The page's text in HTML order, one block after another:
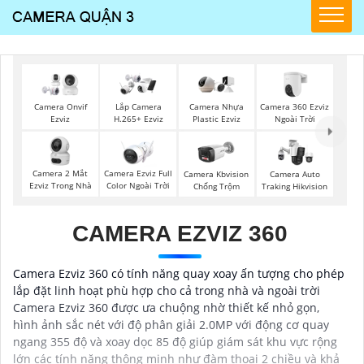
Camera Onvif
Ezviz
Lắp Camera
H.265+ Ezviz
Camera Nhựa
Plastic Ezviz
Camera 360 Ezviz
Ngoài Trời
Camera 2 Mắt
Ezviz Trong Nhà
Camera Ezviz Full
Color Ngoài Trời
Camera Kbvision
Chống Trộm
Camera Auto
Traking Hikvision
CAMERA EZVIZ 360
Camera Ezviz 360 có tính năng quay xoay ấn tượng cho phép
lắp đặt linh hoạt phù hợp cho cả trong nhà và ngoài trời
Camera Ezviz 360 được ưa chuộng nhờ thiết kế nhỏ gọn,
hình ảnh sắc nét với độ phân giải 2.0MP với động cơ quay
ngang 355 độ và xoay dọc 85 độ giúp giám sát khu vực rộng
lớn các tính năng thông minh như đàm thoại 2 chiều và khả